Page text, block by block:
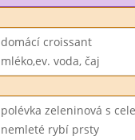
domácí croissant
mléko,ev. voda, čaj
polévka zeleninová s
nemleté rybí prsty